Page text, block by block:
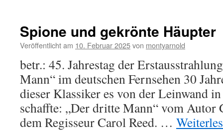
Spione und gekrönte Häupter
Veröffentlicht am 10. Februar 2025von montyarnold
betr.: 45. Jahrestag der
Mann“ im deutschen Fernsehen 30
dieser Klassiker es von der Leinwand
schaffte: „Der dritte Mann“ vom Autor
dem Regisseur Carol Reed. …